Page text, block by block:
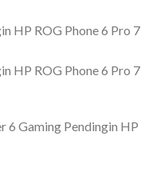
6 Gaming Pendingin HP